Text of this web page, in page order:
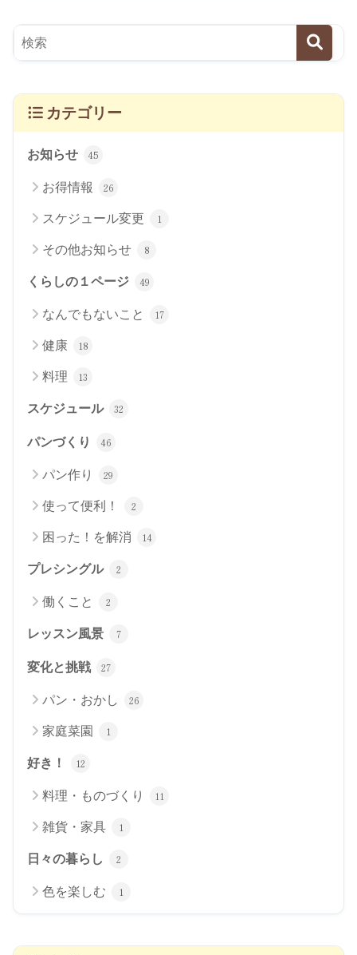
カテゴリー
お知らせ 45
お得情報 26
スケジュール変更 1
その他お知らせ 8
くらしの１ページ 49
なんでもないこと 17
健康 18
料理 13
スケジュール 32
パンづくり 46
パン作り 29
使って便利！ 2
困った！を解消 14
プレシングル 2
働くこと 2
レッスン風景 7
変化と挑戦 27
パン・おかし 26
家庭菜園 1
好き！ 12
料理・ものづくり 11
雑貨・家具 1
日々の暮らし 2
色を楽しむ 1